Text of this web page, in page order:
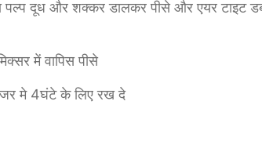
पल्प दूध और शक्कर डालकर पीसे और एयर टाइट
में वापिस पीसे
मे 4घंटे के लिए रख दे